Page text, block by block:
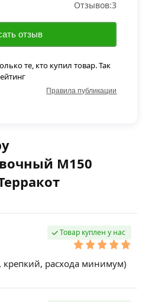
М150
Товар куплен у нас
расхода минимум)
Отзывов:3
отзыв
те, кто купил товар. Так
Правила публикации